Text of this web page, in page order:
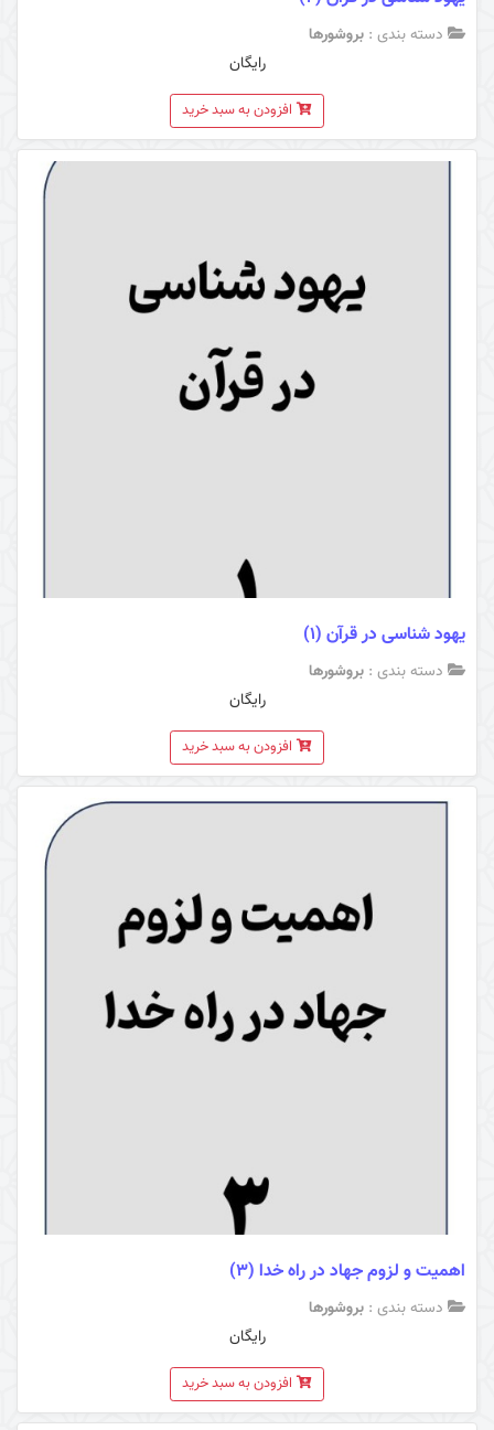
دسته بندی : بروشورها
رایگان
افزودن به سبد خرید
یهود شناسی در قرآن (1)
دسته بندی : بروشورها
رایگان
افزودن به سبد خرید
اهمیت و لزوم جهاد در راه خدا (3)
دسته بندی : بروشورها
رایگان
افزودن به سبد خرید